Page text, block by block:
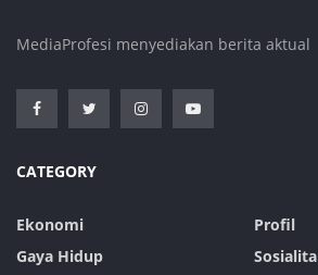
MediaProfesi menyediakan berita aktual
CATEGORY
Ekonomi
Gaya Hidup
Profil
Sosialita